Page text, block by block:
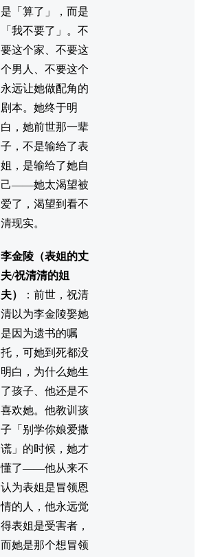
是「算了」，而是
「我不要了」。不
要这个家、不要这
个男人、不要这个
永远让她做配角的
剧本。她终于明
白，她前世那一辈
子，不是输给了表
姐，是输给了她自
己——她太渴望被
爱了，渴望到看不
清现实。
李金陵（表姐的丈
夫/祝清清的姐
夫）
：前世，祝清
清以为李金陵娶她
是因为遗书的嘱
托，可她到死都没
明白，为什么她生
了孩子、他还是不
喜欢她。他教训孩
子「别学你娘爱撒
谎」的时候，她才
懂了——他从来不
认为表姐是冒领恩
情的人，他永远觉
得表姐是受害者，
而她是那个想冒领